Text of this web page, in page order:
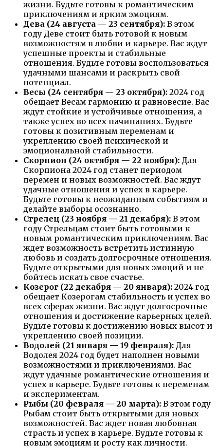
жизни. Будьте готовы к романтическим
приключениям и ярким эмоциям.
Дева (24 августа — 23 сентября): В этом
году Деве стоит быть готовой к новым
возможностям в любви и карьере. Вас ждут
успешные проекты и стабильные
отношения. Будьте готовы воспользоваться
удачными шансами и раскрыть свой
потенциал.
Весы (24 сентября — 23 октября): 2024 год
обещает Весам гармонию и равновесие. Вас
ждут стойкие и устойчивые отношения, а
также успех во всех начинаниях. Будьте
готовы к позитивным переменам и
укреплению своей психической и
эмоциональной стабильности.
Скорпион (24 октября — 22 ноября): Для
Скорпиона 2024 год станет периодом
перемен и новых возможностей. Вас ждут
удачные отношения и успех в карьере.
Будьте готовы к неожиданным событиям и
делайте выборы осознанно.
Стрелец (23 ноября — 21 декабря): В этом
году Стрельцам стоит быть готовыми к
новым романтическим приключениям. Вас
ждет возможность встретить истинную
любовь и создать долгосрочные отношения.
Будьте открытыми для новых эмоций и не
бойтесь искать свое счастье.
Козерог (22 декабря — 20 января): 2024 год
обещает Козерогам стабильность и успех во
всех сферах жизни. Вас ждут долгосрочные
отношения и достижение карьерных целей.
Будьте готовы к достижению новых высот и
укреплению своей позиции.
Водолей (21 января — 19 февраля): Для
Водолея 2024 год будет наполнен новыми
возможностями и приключениями. Вас
ждут удачные романтические отношения и
успех в карьере. Будьте готовы к переменам
и экспериментам.
Рыбы (20 февраля — 20 марта): В этом году
Рыбам стоит быть открытыми для новых
возможностей. Вас ждет новая любовная
страсть и успех в карьере. Будьте готовы к
новым эмоциям и росту как личности.